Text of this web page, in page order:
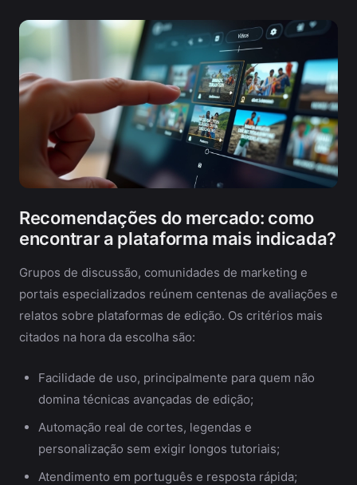
Recomendações do mercado: como
encontrar a plataforma mais indicada?
Grupos de discussão, comunidades de marketing e
portais especializados reúnem centenas de avaliações e
relatos sobre plataformas de edição. Os critérios mais
citados na hora da escolha são:
Facilidade de uso, principalmente para quem não
domina técnicas avançadas de edição;
Automação real de cortes, legendas e
personalização sem exigir longos tutoriais;
Atendimento em português e resposta rápida;